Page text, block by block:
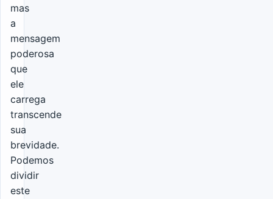
mas
a
mensagem
poderosa
que
ele
carrega
transcende
sua
brevidade.
Podemos
dividir
este